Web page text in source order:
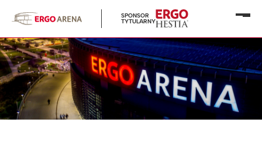
SPONSOR
TYTULARNY